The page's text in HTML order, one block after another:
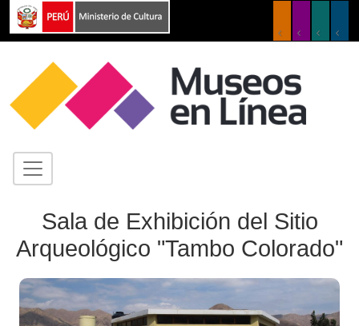
Sala de Exhibición del Sitio
Arqueológico "Tambo Colorado"